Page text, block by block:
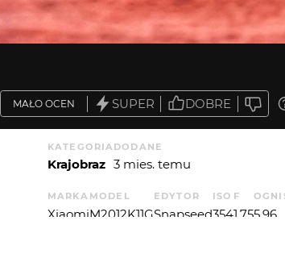
MAŁO OCEN SUPER DOBRE
KATEGORIA
Krajobraz
DODANE
3 mies. temu
MARKA
Xiaomi
MODEL
M2012K11G
EDYTOR
Snapseed
ISO
354
F
1.755.96